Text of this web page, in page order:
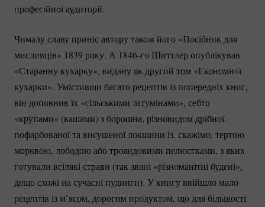
професійної аудиторії.
Чималу славу приніс автору також його «Посібник для
мисливців» 1839 року. А 1846-го Шиттлер опублікував
«Старанну кухарку», видану як другий том «Економної
кухарки». Умістивши багато рецептів із попередніх книг,
він доповнив їх «сільськими лєґумінами», себто
«крупами» (кашами) з борошна, різновидом дрібної,
пофарбованої та висушеної локшини із, скажімо, тертою
морквою, лободою або трояндовими пелюстками, з яких
готували всілякі страви (так звані «різноманітні будені»,
дещо схожі на сучасні пудинги). У книгу ввійшло мало
рецептів із м’ясом, дорогим продуктом, що для більшості